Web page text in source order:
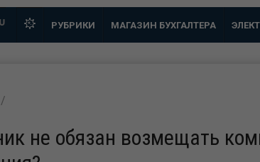
РУБРИКИ МАГАЗИН БУХГАЛТЕРА
не обязан возмещать